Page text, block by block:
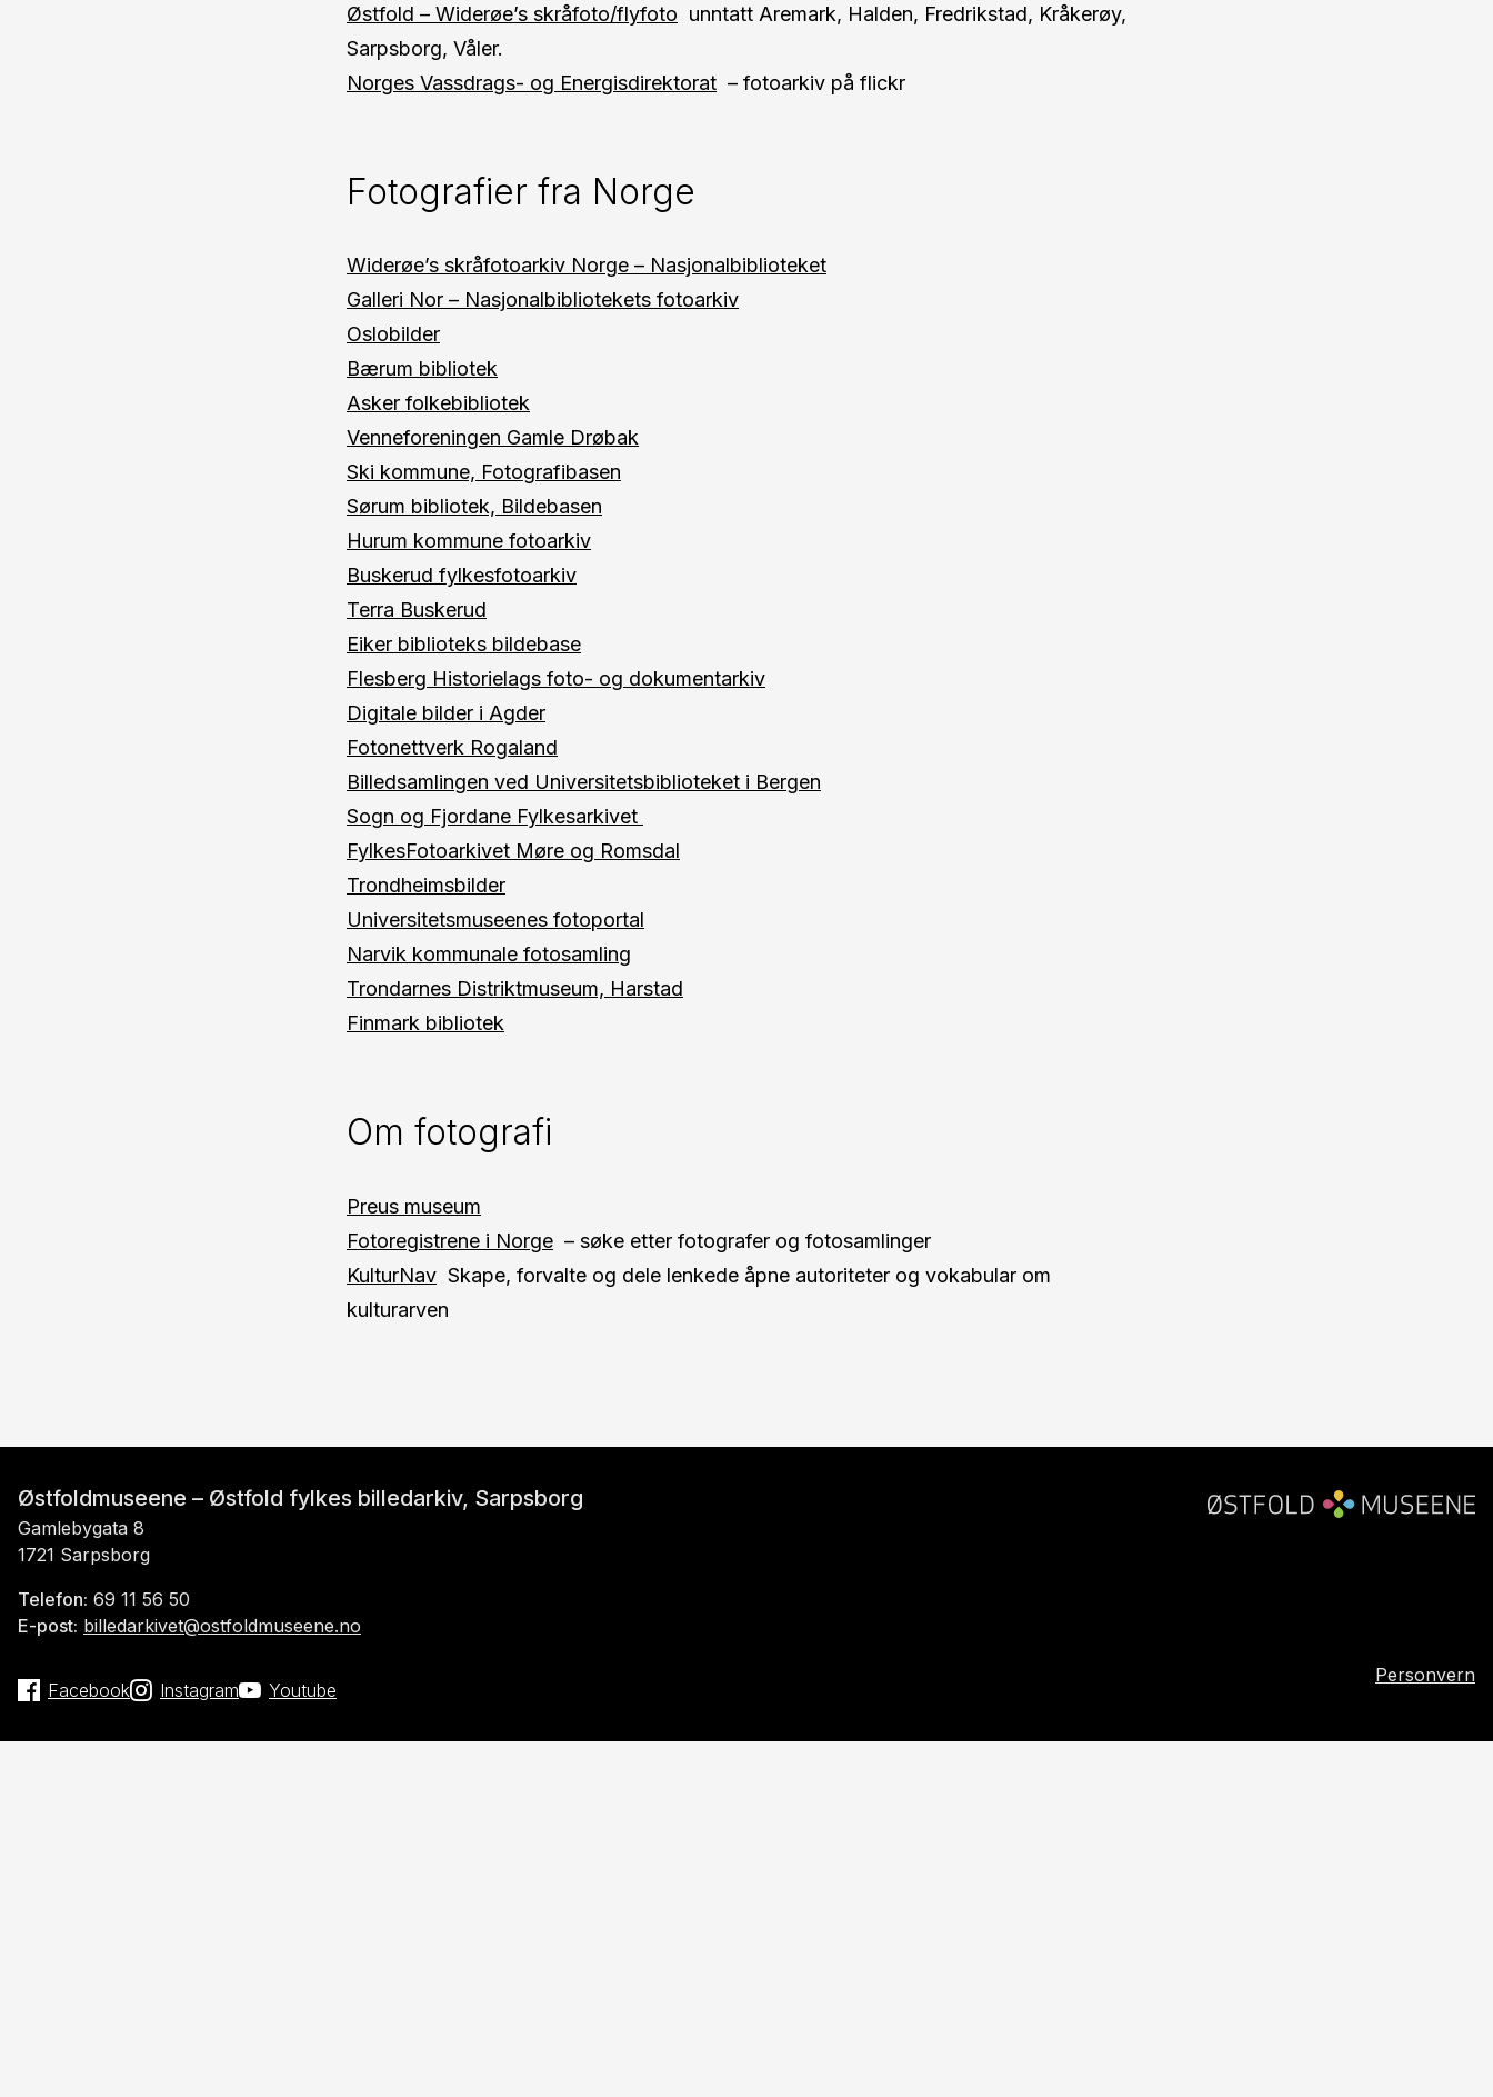
Østfold – Widerøe’s skråfoto/flyfoto unntatt Aremark, Halden, Fredrikstad, Kråkerøy,
Sarpsborg, Våler.
Norges Vassdrags- og Energisdirektorat – fotoarkiv på flickr
Fotografier fra Norge
Widerøe’s skråfotoarkiv Norge – Nasjonalbiblioteket
Galleri Nor – Nasjonalbibliotekets fotoarkiv
Oslobilder
Bærum bibliotek
Asker folkebibliotek
Venneforeningen Gamle Drøbak
Ski kommune, Fotografibasen
Sørum bibliotek, Bildebasen
Hurum kommune fotoarkiv
Buskerud fylkesfotoarkiv
Terra Buskerud
Eiker biblioteks bildebase
Flesberg Historielags foto- og dokumentarkiv
Digitale bilder i Agder
Fotonettverk Rogaland
Billedsamlingen ved Universitetsbiblioteket i Bergen
Sogn og Fjordane Fylkesarkivet
FylkesFotoarkivet Møre og Romsdal
Trondheimsbilder
Universitetsmuseenes fotoportal
Narvik kommunale fotosamling
Trondarnes Distriktmuseum, Harstad
Finmark bibliotek
Om fotografi
Preus museum
Fotoregistrene i Norge – søke etter fotografer og fotosamlinger
KulturNav Skape, forvalte og dele lenkede åpne autoriteter og vokabular om
kulturarven
Østfoldmuseene – Østfold fylkes billedarkiv, Sarpsborg
Gamlebygata 8
1721 Sarpsborg
Telefon: 69 11 56 50
E-post: billedarkivet@ostfoldmuseene.no
Personvern
Facebook Instagram Youtube